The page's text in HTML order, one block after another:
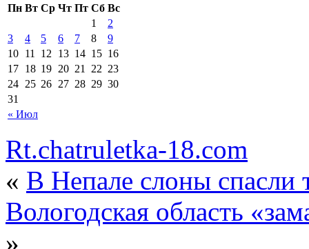
Пн Вт Ср Чт Пт Сб Вс
« Июл
1
2
3
4 5 6 7 8
9
10 11 12 13 14 15 16
17 18 19 20 21 22 23
24 25 26 27 28 29 30
31
Rt.chatruletka-18.com
« В Непале слоны спасли
Вологодская область
»